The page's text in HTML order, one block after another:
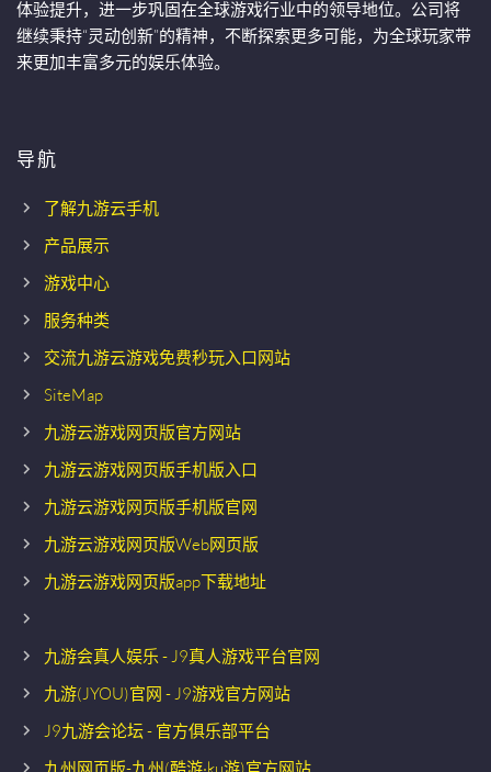
体验提升，进一步巩固在全球游戏行业中的领导地位。公司将
继续秉持“灵动创新”的精神，不断探索更多可能，为全球玩家带
来更加丰富多元的娱乐体验。
导航
了解九游云手机
产品展示
游戏中心
服务种类
交流九游云游戏免费秒玩入口网站
SiteMap
九游云游戏网页版官方网站
九游云游戏网页版手机版入口
九游云游戏网页版手机版官网
九游云游戏网页版Web网页版
九游云游戏网页版app下载地址
九游会真人娱乐 - J9真人游戏平台官网
九游(JYOU)官网 - J9游戏官方网站
J9九游会论坛 - 官方俱乐部平台